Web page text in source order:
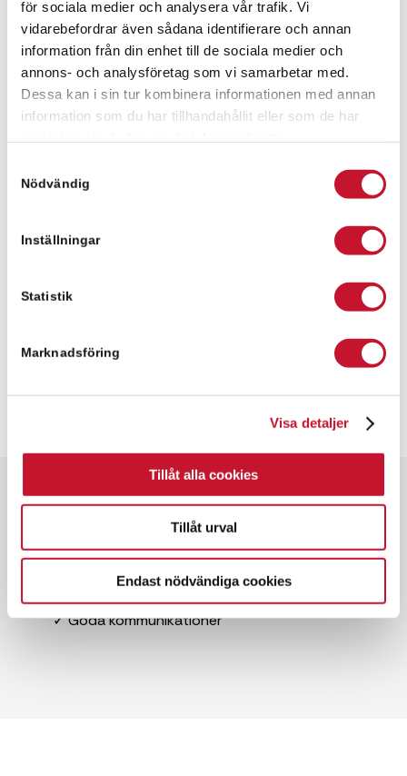
för sociala medier och analysera vår trafik. Vi
vidarebefordrar även sådana identifierare och annan
information från din enhet till de sociala medier och
annons- och analysföretag som vi samarbetar med.
Dessa kan i sin tur kombinera informationen med annan
information som du har tillhandahållit eller som de har
Nödvändig
Inställningar
Statistik
Marknadsföring
Visa detaljer
Tillåt alla cookies
Tillåt urval
Endast nödvändiga cookies
fanny.palsson@relier.se
+46 736 630029
Snabbfakta
✓ Butikslokal
✓ Hyresrätt
✓ Goda kommunikationer